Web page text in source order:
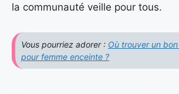
la communauté veille pour tous.
Vous pourriez adorer : Où trouver un
pour femme enceinte ?